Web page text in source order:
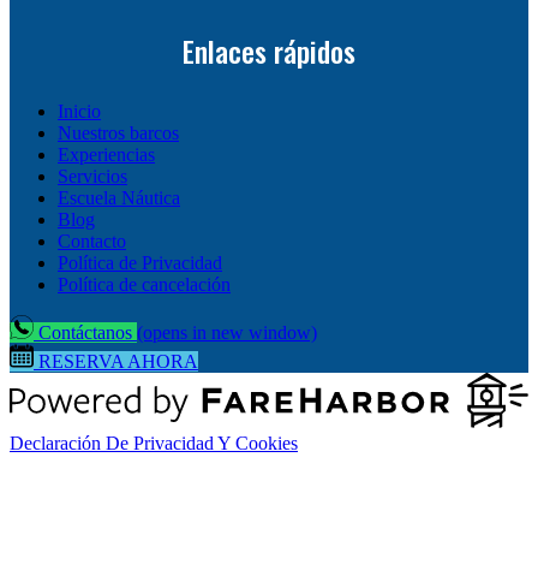
Enlaces rápidos
Inicio
Nuestros barcos
Experiencias
Servicios
Escuela Náutica
Blog
Contacto
Política de Privacidad
Política de cancelación
Contáctanos (opens in new window)
RESERVA AHORA
Declaración De Privacidad Y Cookies